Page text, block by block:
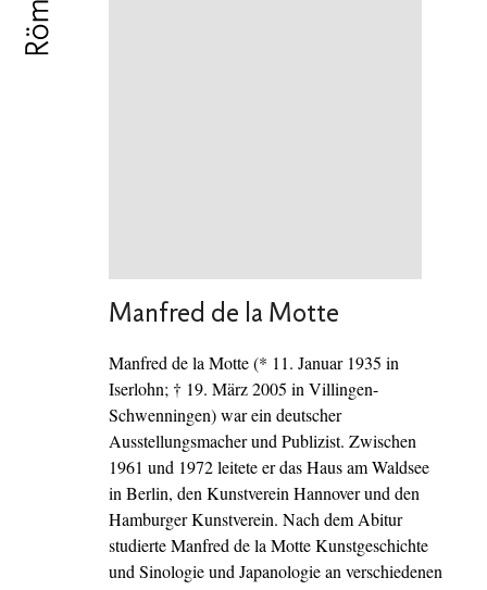
Manfred de la Motte
Manfred de la Motte (* 11. Januar 1935 in
Iserlohn; † 19. März 2005 in Villingen-
Schwenningen) war ein deutscher
Ausstellungsmacher und Publizist. Zwischen
1961 und 1972 leitete er das Haus am Waldsee
in Berlin, den Kunstverein Hannover und den
Hamburger Kunstverein. Nach dem Abitur
studierte Manfred de la Motte Kunstgeschichte
und Sinologie und Japanologie an verschiedenen